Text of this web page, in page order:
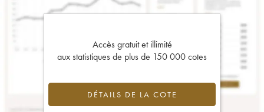
Accès gratuit et illimité
aux statistiques de plus de 150 000 cotes
DÉTAILS DE LA COTE